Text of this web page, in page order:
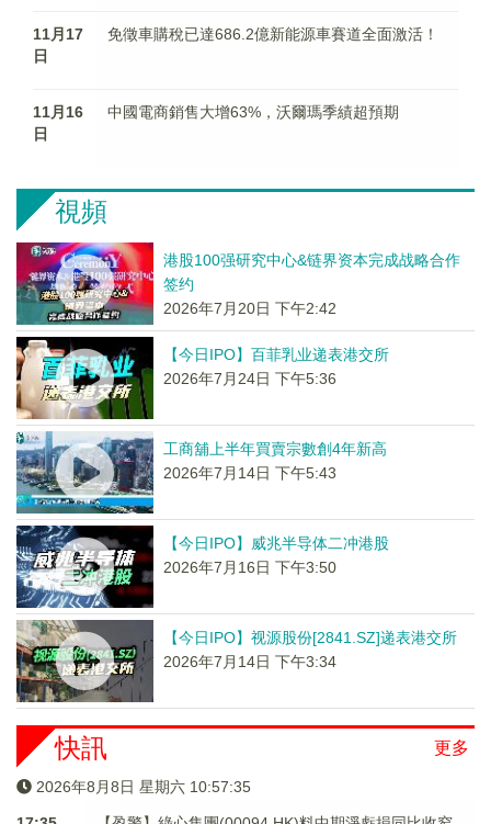
11月17
日
免徵車購稅已達686.2億新能源車賽道全面激活！
11月16
日
中國電商銷售大增63%，沃爾瑪季績超預期
視頻
港股100强研究中心&链界资本完成战略合作
签约
2026年7月20日 下午2:42
【今日IPO】百菲乳业递表港交所
2026年7月24日 下午5:36
工商舖上半年買賣宗數創4年新高
2026年7月14日 下午5:43
【今日IPO】威兆半导体二冲港股
2026年7月16日 下午3:50
【今日IPO】视源股份[2841.SZ]递表港交所
2026年7月14日 下午3:34
更多
快訊
2026年8月8日 星期六 10:57:35